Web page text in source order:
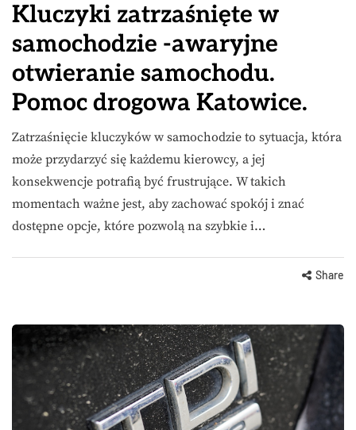
Kluczyki zatrzaśnięte w
samochodzie -awaryjne
otwieranie samochodu.
Pomoc drogowa Katowice.
Zatrzaśnięcie kluczyków w samochodzie to sytuacja, która
może przydarzyć się każdemu kierowcy, a jej
konsekwencje potrafią być frustrujące. W takich
momentach ważne jest, aby zachować spokój i znać
dostępne opcje, które pozwolą na szybkie i…
Share